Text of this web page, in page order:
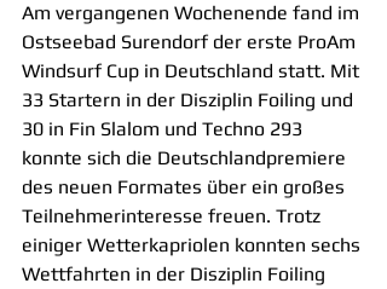
Am vergangenen Wochenende fand im
Ostseebad Surendorf der erste ProAm
Windsurf Cup in Deutschland statt. Mit
33 Startern in der Disziplin Foiling und
30 in Fin Slalom und Techno 293
konnte sich die Deutschlandpremiere
des neuen Formates über ein großes
Teilnehmerinteresse freuen. Trotz
einiger Wetterkapriolen konnten sechs
Wettfahrten in der Disziplin Foiling